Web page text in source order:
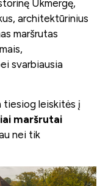
Ukmergę,
architektūrinius
maršrutas
svarbiausia
tiesiog leiskitės į
maršrutai
nei tik